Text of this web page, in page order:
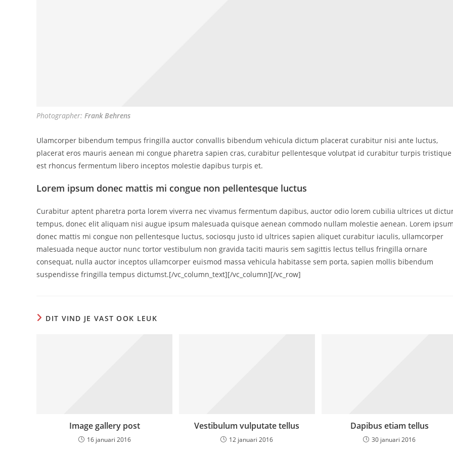
Photographer: Frank Behrens
Ulamcorper bibendum tempus fringilla auctor convallis bibendum vehicula dictum placerat curabitur nisi ante luctus,
placerat eros mauris aenean mi congue pharetra sapien cras, curabitur pellentesque volutpat id curabitur turpis tristique
est rhoncus fermentum libero inceptos molestie dapibus turpis et.
Lorem ipsum donec mattis mi congue non pellentesque luctus
Curabitur aptent pharetra porta lorem viverra nec vivamus fermentum dapibus, auctor odio lorem cubilia ultrices ut
tempus, donec elit aliquam nisi augue ipsum malesuada quisque aenean commodo nullam molestie aenean. Lorem
donec mattis mi congue non pellentesque luctus, sociosqu justo id ultrices sapien aliquet curabitur iaculis, ullamcorper
malesuada neque auctor nunc tortor vestibulum non gravida taciti mauris sem sagittis lectus tellus fringilla ornare
consequat, nulla auctor inceptos ullamcorper euismod massa vehicula habitasse sem porta, sapien mollis bibendum
suspendisse fringilla tempus dictumst.[/vc_column_text][/vc_column][/vc_row]
DIT VIND JE VAST OOK LEUK
Image gallery post
16 januari 2016
Vestibulum vulputate tellus
12 januari 2016
Dapibus etiam tellus
30 januari 2016